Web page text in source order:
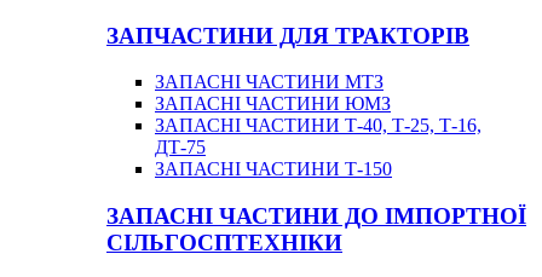
ЗАПЧАСТИНИ ДЛЯ ТРАКТОРІВ
ЗАПАСНІ ЧАСТИНИ МТЗ
ЗАПАСНІ ЧАСТИНИ ЮМЗ
ЗАПАСНІ ЧАСТИНИ Т-40, Т-25, Т-16,
ДТ-75
ЗАПАСНІ ЧАСТИНИ Т-150
ЗАПАСНІ ЧАСТИНИ ДО ІМПОРТНОЇ
СІЛЬГОСПТЕХНІКИ